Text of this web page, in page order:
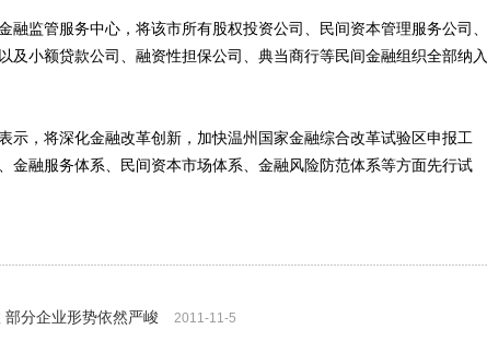
监管服务中心，将该市所有股权投资公司、民间资本管理服务公司、
及小额贷款公司、融资性担保公司、典当商行等民间金融组织全部纳入
，将深化金融改革创新，加快温州国家金融综合改革试验区申报工
金融服务体系、民间资本市场体系、金融风险防范体系等方面先行试
部分企业形势依然严峻
2011-11-5